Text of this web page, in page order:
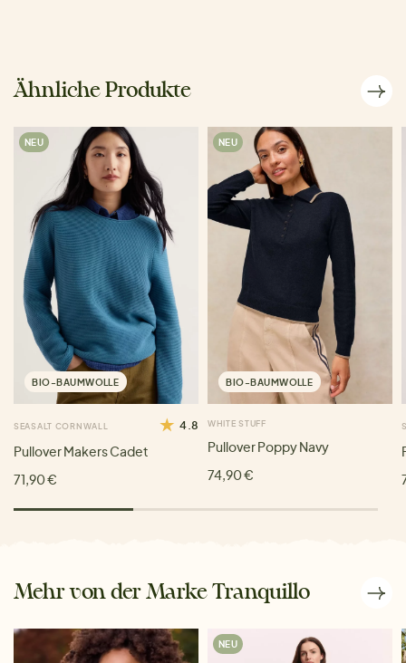
Ähnliche Produkte
NEU
BIO-BAUMWOLLE
SEASALT CORNWALL 4.8
Pullover Makers Cadet
71,90 €
NEU
BIO-BAUMWOLLE
WHITE STUFF
Pullover Poppy Navy
74,90 €
Mehr von der Marke Tranquillo
NEU